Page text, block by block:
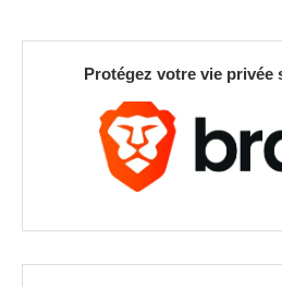
Protégez votre vie privée